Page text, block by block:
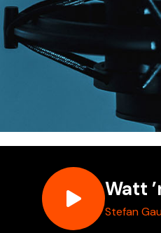
Watt
Stefan